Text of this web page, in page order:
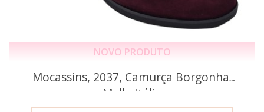
NOVO PRODUTO
Mocassins, 2037, Camurça Borgonha,
Mella Itália